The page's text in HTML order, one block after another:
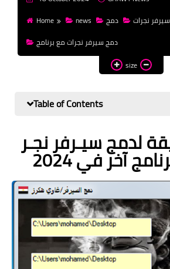
templates
Home
news دمج
نجرات
دمج سيرفر نجرات مع برنامج
size
Table of Contents
لدمج سيـرفر نجـر